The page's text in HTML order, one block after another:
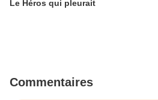
Le Héros qui pleurait
Commentaires